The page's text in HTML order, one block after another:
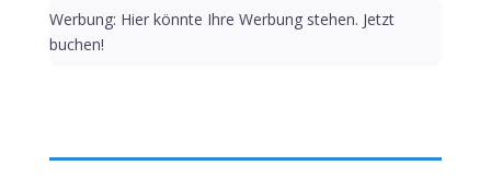
Werbung: Hier könnte Ihre Werbung stehen. Jetzt
buchen!